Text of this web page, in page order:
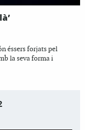
éssers forjats pel
la seva forma i